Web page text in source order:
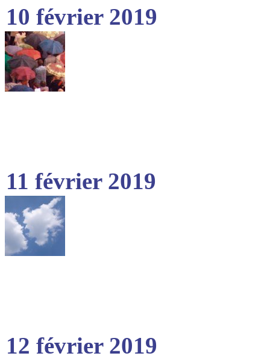
10 février 2019
11 février 2019
12 février 2019